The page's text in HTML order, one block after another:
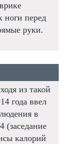
ноги перед
руки.
из такой
года ввел
в
(заседание
калорий